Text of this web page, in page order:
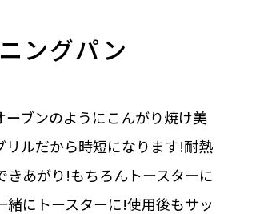
ングパン
ブンのようにこんがり焼け美
ルだから時短になります!耐熱
あがり!もちろんトースターに
にトースターに!使用後もサッ